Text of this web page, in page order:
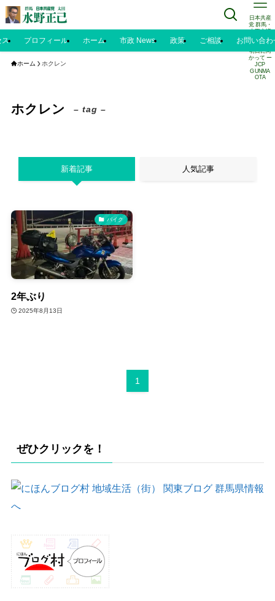
日本共産
党 群馬・
太田市議
水野正己
のブログ |
明日に向
かって ー
JCP
GUNMA
OTA
ス プロフィール ホーム 市政 News 政策 ご相談 お問い合わ
ホーム ホクレン
ホクレン – tag –
新着記事 人気記事
バイク
2年ぶり
2025年8月13日
1
ぜひクリックを！